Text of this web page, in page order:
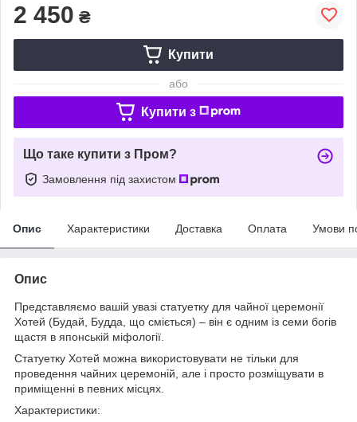
2 450 ₴
Купити
або
Купити з
Що таке купити з Пром?
Замовлення під захистом
Опис Характеристики Доставка Оплата Умови
Опис
Представляємо вашій увазі статуетку для чайної церемонії
Хотей (Будай, Будда, що сміється) – він є одним із семи богів
щастя в японській міфології.
Статуетку Хотей можна використовувати не тільки для
проведення чайних церемоній, але і просто розміщувати в
приміщенні в певних місцях.
Характеристики: